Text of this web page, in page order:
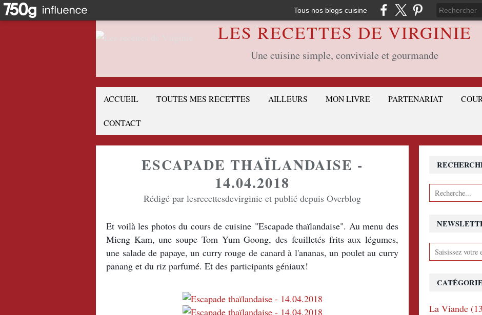
Tous nos blogs cuisine
LES RECETTES DE VIRGINIE
Une cuisine simple, conviviale et gourmande
ACCUEIL TOUTES MES RECETTES AILLEURS MON LIVRE PARTENARIAT
CONTACT
ESCAPADE THAÏLANDAISE -
14.04.2018
Rédigé par lesrecettesdevirginie et publié depuis Overblog
Et voilà les photos du cours de cuisine "Escapade thaïlandaise". Au menu des
Mieng Kam, une soupe Tom Yum Goong, des feuilletés frits aux légumes,
une salade de papaye, un curry rouge de canard à l'ananas, un poulet au curry
panang et du riz parfumé. Et des participants géniaux!
La Viande